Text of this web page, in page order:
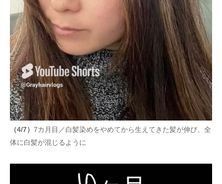
（4/7） 7カ月目／白髪染めをやめてから生えてきた髪が伸び、全
体に白髪が混じるように